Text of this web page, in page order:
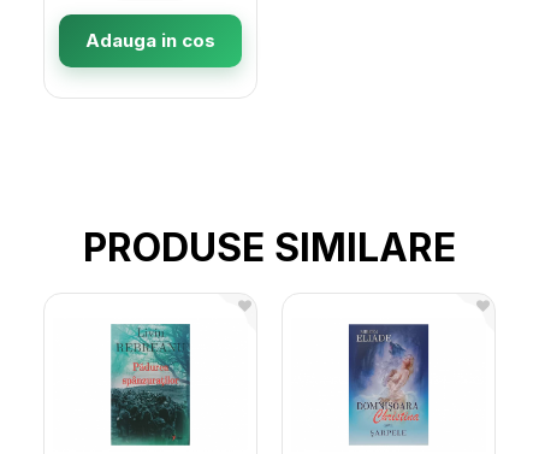
Adauga in cos
PRODUSE SIMILARE